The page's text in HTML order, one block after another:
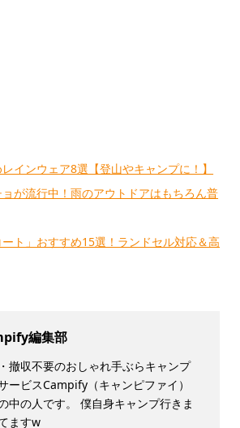
インウェア8選【登山やキャンプに！】
が流行中！雨のアウトドアはもちろん普
ート」おすすめ15選！ランドセル対応＆高
編集部
撤収不要のおしゃれ手ぶらキャンプ
ービスCampify（キャンピファイ）
中の人です。 僕自身キャンプ行きま
ますw